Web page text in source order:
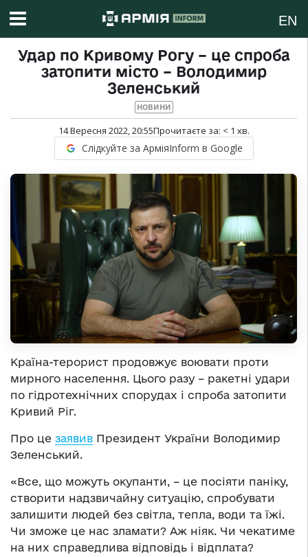
EN
Удар по Кривому Рогу – це спроба
затопити місто – Володимир
Зеленський
НОВИНИ
14 Вересня 2022, 20:55Прочитаєте за: < 1 хв.
Слідкуйте за АрміяInform в Google
Країна-терорист продовжує воювати проти
мирного населення. Цього разу – ракетні удари
по гідротехнічних спорудах і спроба затопити
Кривий Ріг.
Про це заявив Президент України Володимир
Зеленський.
«Все, що можуть окупанти, – це посіяти паніку,
створити надзвичайну ситуацію, спробувати
залишити людей без світла, тепла, води та їжі.
Чи зможе це нас зламати? Аж ніяк. Чи чекатиме
на них справедлива відповідь і відплата?